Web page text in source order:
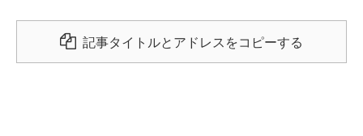
記事タイトルとアドレスをコピーする